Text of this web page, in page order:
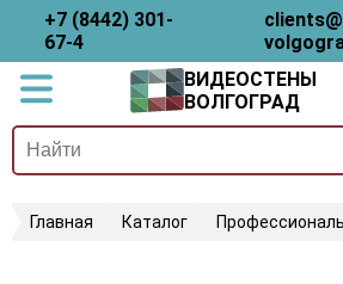
+7 (8442) 301-
67-4
ВИДЕОСТЕНЫ
ВОЛГОГРАД
Главная Каталог